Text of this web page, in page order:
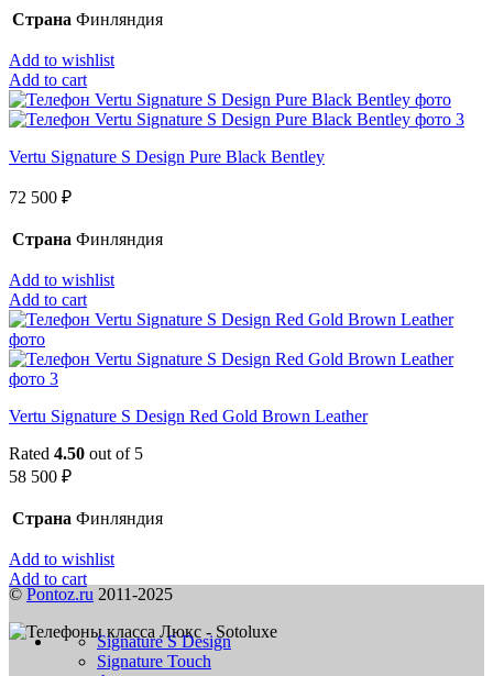
Страна Финляндия
Add to wishlist
Add to cart
Vertu Signature S Design Pure Black Bentley
72 500 ₽
Страна Финляндия
Add to wishlist
Add to cart
Vertu Signature S Design Red Gold Brown Leather
Rated 4.50 out of 5
58 500 ₽
Страна Финляндия
Add to wishlist
Add to cart
© Pontoz.ru 2011-2025
Signature S Design
Signature Touch